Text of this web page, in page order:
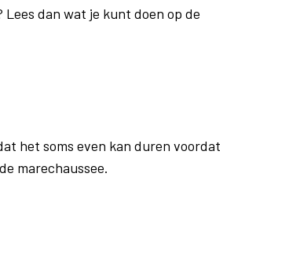
Lees dan wat je kunt doen op de
het soms even kan duren voordat
marechaussee.